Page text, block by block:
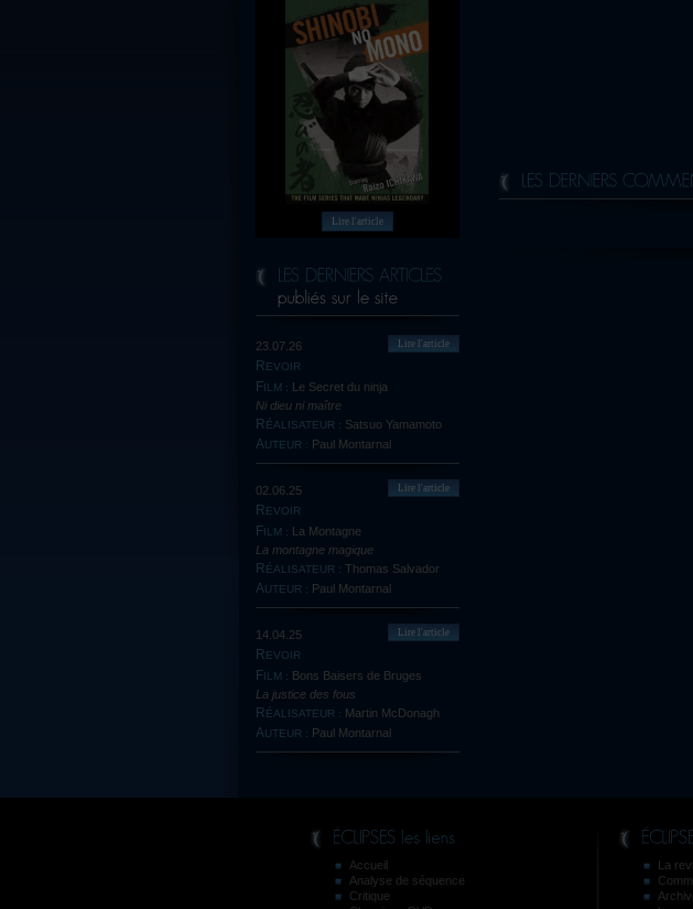
Lire l'article
23.07.26
REVOIR
FILM : Le Secret du ninja
Ni dieu ni maître
RÉALISATEUR : Satsuo Yamamoto
AUTEUR : Paul Montarnal
Lire l'article
02.06.25
REVOIR
FILM : La Montagne
La montagne magique
RÉALISATEUR : Thomas Salvador
AUTEUR : Paul Montarnal
Lire l'article
14.04.25
REVOIR
FILM : Bons Baisers de Bruges
La justice des fous
RÉALISATEUR : Martin McDonagh
AUTEUR : Paul Montarnal
Lire l'article
Accueil
Analyse de séquence
Critique
La